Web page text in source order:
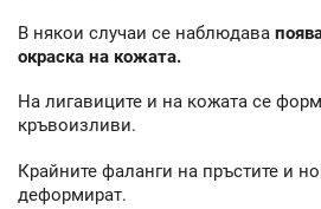
В някои случаи се наблюдава
окраска на кожата.
На лигавиците и на кожата се
кръвоизливи.
Крайните фаланги на пръстите и
деформират.